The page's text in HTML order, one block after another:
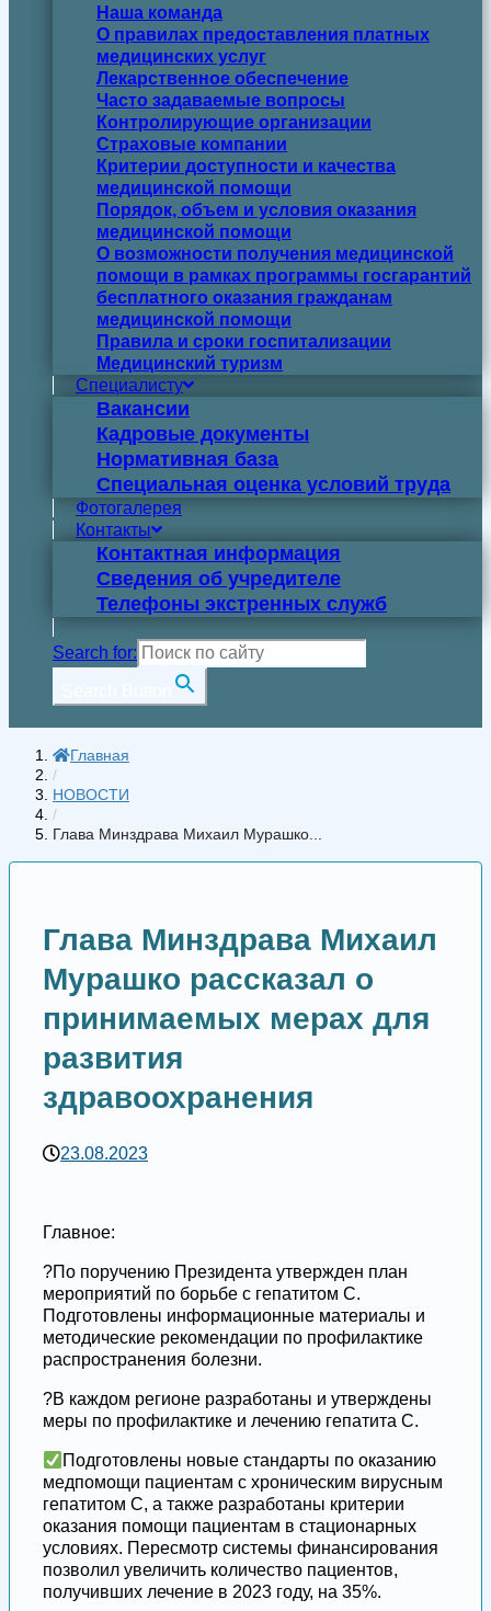
Наша команда
О правилах предоставления платных
медицинских услуг
Лекарственное обеспечение
Часто задаваемые вопросы
Контролирующие организации
Страховые компании
Критерии доступности и качества
медицинской помощи
Порядок, объем и условия оказания
медицинской помощи
О возможности получения медицинской
помощи в рамках программы госгарантий
бесплатного оказания гражданам
медицинской помощи
Правила и сроки госпитализации
Медицинский туризм
Специалисту
Вакансии
Кадровые документы
Нормативная база
Специальная оценка условий труда
Фотогалерея
Контакты
Контактная информация
Сведения об учредителе
Телефоны экстренных служб
Search for:
Главная
/
НОВОСТИ
/
Глава Минздрава Михаил Мурашко...
Глава Минздрава Михаил
Мурашко рассказал о
принимаемых мерах для
развития
здравоохранения
23.08.2023
Главное:
?По поручению Президента утвержден план
мероприятий по борьбе с гепатитом C.
Подготовлены информационные материалы и
методические рекомендации по профилактике
распространения болезни.
?В каждом регионе разработаны и утверждены
меры по профилактике и лечению гепатита C.
Подготовлены новые стандарты по оказанию
медпомощи пациентам с хроническим вирусным
гепатитом C, а также разработаны критерии
оказания помощи пациентам в стационарных
условиях. Пересмотр системы финансирования
позволил увеличить количество пациентов,
получивших лечение в 2023 году, на 35%.